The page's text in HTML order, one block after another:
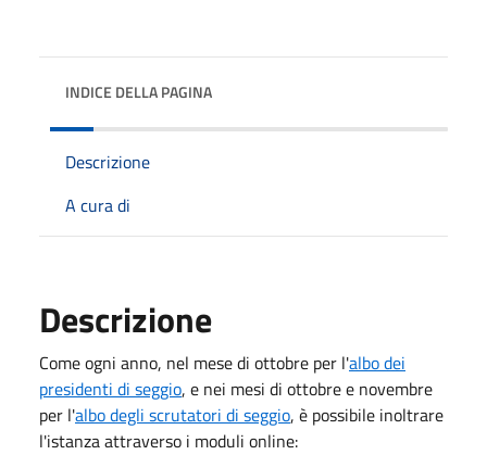
INDICE DELLA PAGINA
Descrizione
A cura di
Descrizione
Come ogni anno, nel mese di ottobre per l'albo dei
presidenti di seggio, e nei mesi di ottobre e novembre
per l'albo degli scrutatori di seggio, è possibile inoltrare
l'istanza attraverso i moduli online: